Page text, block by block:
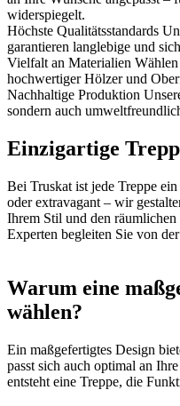
widerspiegelt.
Höchste Qualitätsstandards
garantieren langlebige und
Vielfalt an Materialien Wählen
hochwertiger Hölzer und
Nachhaltige Produktion
sondern auch
Einzigartige
Bei Truskat ist jede Treppe
oder extravagant – wir
Ihrem Stil und den räumlichen
Experten begleiten Sie von
Warum eine
wählen?
Ein maßgefertigtes Design
passt sich auch optimal an
entsteht eine Treppe, die